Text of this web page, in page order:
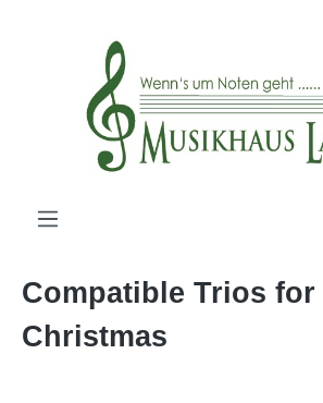
Compatible Trios for
Christmas